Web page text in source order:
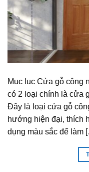
Mục lục Cửa gỗ công
có 2 loại chính là cửa
Đây là loại cửa gỗ
hướng hiện đại, thích
dụng màu sắc để làm